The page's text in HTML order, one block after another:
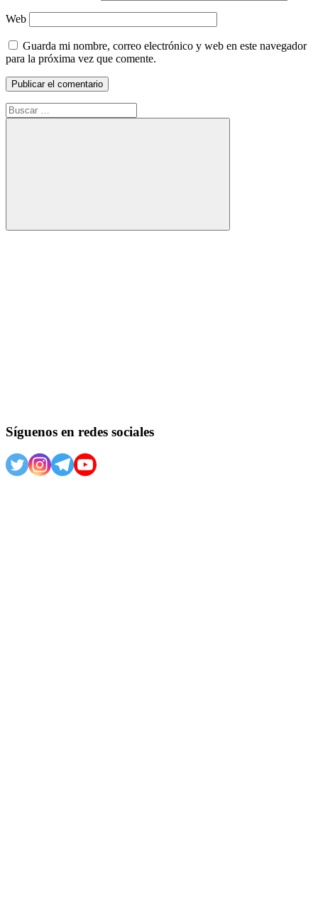
Web
Guarda mi nombre, correo electrónico y web en este navegador
para la próxima vez que comente.
Buscar:
Buscar
Síguenos en redes sociales